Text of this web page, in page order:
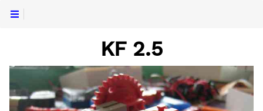
KF 2.5